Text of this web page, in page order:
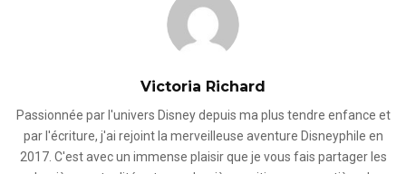
Victoria Richard
Passionnée par l'univers Disney depuis ma plus tendre enfance et
par l'écriture, j'ai rejoint la merveilleuse aventure Disneyphile en
2017. C'est avec un immense plaisir que je vous fais partager les